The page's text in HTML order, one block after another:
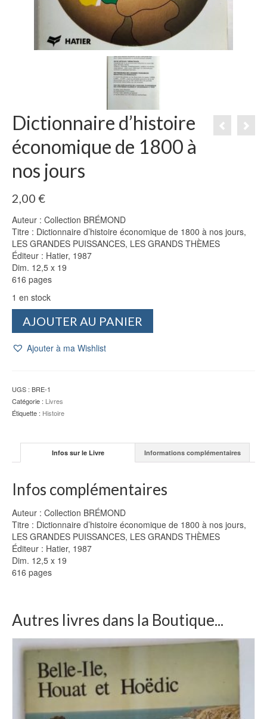
Dictionnaire d’histoire
économique de 1800 à
nos jours
2,00 €
Auteur : Collection BRÉMOND
Titre : Dictionnaire d’histoire économique de 1800 à nos jours,
LES GRANDES PUISSANCES, LES GRANDS THÈMES
Éditeur : Hatier, 1987
Dim. 12,5 x 19
616 pages
1 en stock
d'histoire
1800
à
nos
AJOUTER AU PANIER
Ajouter à ma Wishlist
UGS : BRE-1
Catégorie : Livres
Étiquette : Histoire
Infos sur le Livre Informations complémentaires
Infos complémentaires
Auteur : Collection BRÉMOND
Titre : Dictionnaire d’histoire économique de 1800 à nos jours,
LES GRANDES PUISSANCES, LES GRANDS THÈMES
Éditeur : Hatier, 1987
Dim. 12,5 x 19
616 pages
Autres livres dans la Boutique...